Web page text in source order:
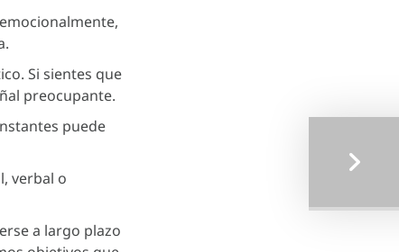
Si sientes que
preocupante.
puede
verbal o
a largo plazo